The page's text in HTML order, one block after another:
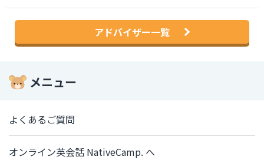
アドバイザー一覧
メニュー
よくあるご質問
オンライン英会話 NativeCamp. へ